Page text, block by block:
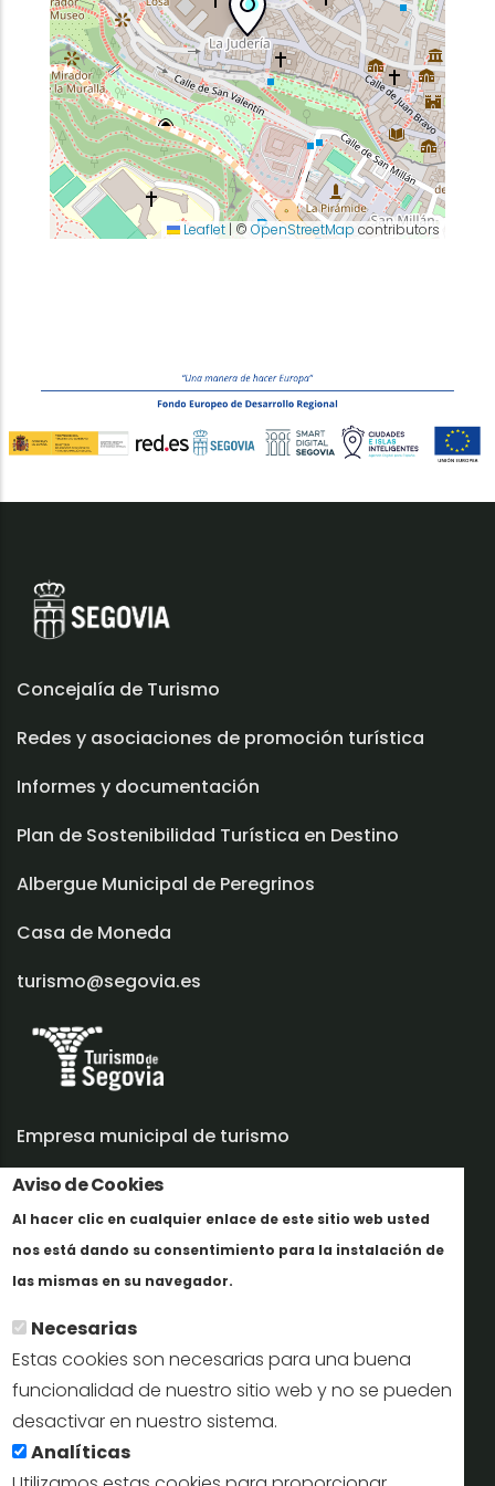
Aviso de Cookies
Al hacer clic en cualquier enlace de este sitio web usted
nos está dando su consentimiento para la instalación de
las mismas en su navegador.
Necesarias
Estas cookies son necesarias para una buena
funcionalidad de nuestro sitio web y no se pueden
desactivar en nuestro sistema.
Analíticas
Leaflet | © OpenStreetMap contributors
Concejalía de Turismo
Redes y asociaciones de promoción turística
Informes y documentación
Plan de Sostenibilidad Turística en Destino
Albergue Municipal de Peregrinos
Casa de Moneda
turismo@segovia.es
Empresa municipal de turismo
Trabaja con nosotros
Informes y documentación
Perfil del contratante
Oficinas de Turismo
reservas@turismodesegovia.com
info@turismodesegovia.com